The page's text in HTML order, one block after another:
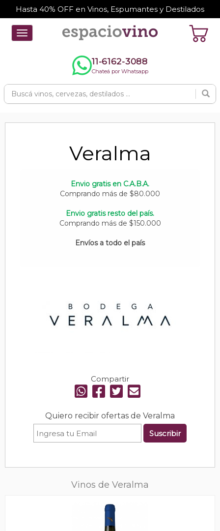
Hasta 40% OFF en Vinos, Espumantes y Destilados
Toggle
navigation
11-6162-3088
Chateá por Whatsapp
Veralma
Envio gratis en C.A.B.A.
Comprando más de $80.000
Envio gratis resto del país.
Comprando más de $150.000
Envíos a todo el país
Compartir
Quiero recibir ofertas de Veralma
Suscribir
Vinos de Veralma